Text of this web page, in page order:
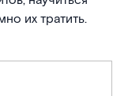
их тратить.